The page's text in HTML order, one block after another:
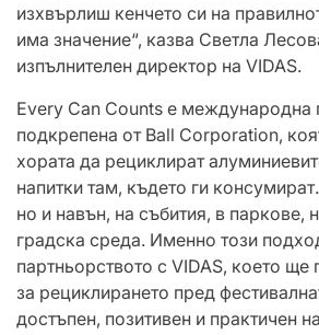
изхвърлиш кенчето си на
има значение“, казва Светла
изпълнителен директор на VIDAS.
Every Can Counts е международна
подкрепена от Ball Corporation,
хората да рециклират
напитки там, където ги
но и навън, на събития, в паркове,
градска среда. Именно този
партньорството с VIDAS, което ще
за рециклирането пред
достъпен, позитивен и практичен